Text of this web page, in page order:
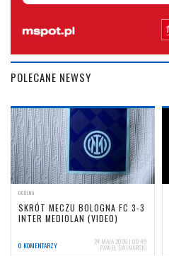
POLECANE NEWSY
OGÓLNA
SKRÓT MECZU BOLOGNA FC 3-3
INTER MEDIOLAN (VIDEO)
0 KOMENTARZY 24 MAJA 2026 | 00:49
PAWEŁ ŚWINARSKI